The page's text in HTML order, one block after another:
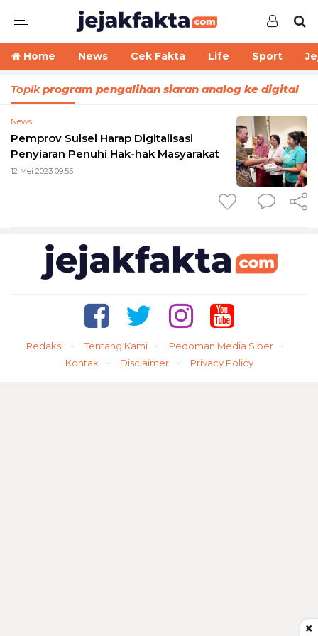
Home News Cek Fakta Life Sport
Topikprogram pengalihan siaran analog ke digital
News
Pemprov Sulsel Harap Digitalisasi
Penyiaran Penuhi Hak-hak Masyarakat
12 Mei 2023 09:55
Redaksi Tentang Kami
Pedoman Media Siber
Kontak
Disclaimer Privacy Policy
×